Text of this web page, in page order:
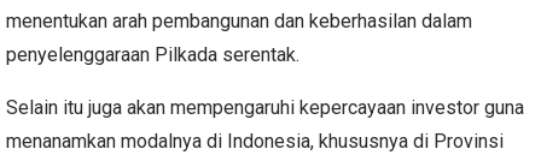
menentukan arah pembangunan dan keberhasilan dalam
penyelenggaraan Pilkada serentak.
Selain itu juga akan mempengaruhi kepercayaan investor guna
menanamkan modalnya di Indonesia, khususnya di Provinsi